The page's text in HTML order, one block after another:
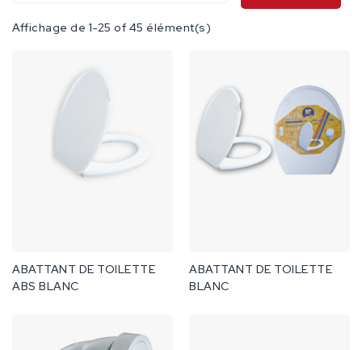
Affichage de 1-25 of 45 élément(s)
ABATTANT DE TOILETTE
ABS BLANC
ABATTANT DE TOILETTE
BLANC